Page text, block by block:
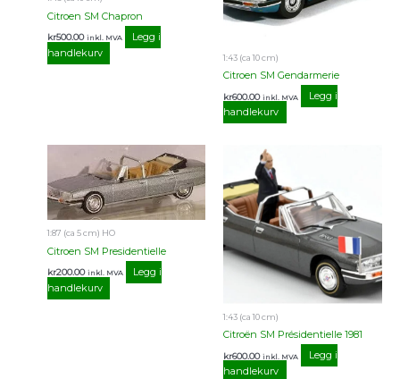
Citroen SM Chapron
kr500.00 inkl. MVA
Legg i
handlekurv
1:43 (ca 10 cm)
Citroen SM Gendarmerie
kr600.00 inkl. MVA
Legg i
handlekurv
1:87 (ca 5 cm) HO
Citroen SM Presidentielle
kr200.00 inkl. MVA
Legg i
handlekurv
1:43 (ca 10 cm)
Citroën SM Présidentielle 1981
kr600.00 inkl. MVA
Legg i
handlekurv